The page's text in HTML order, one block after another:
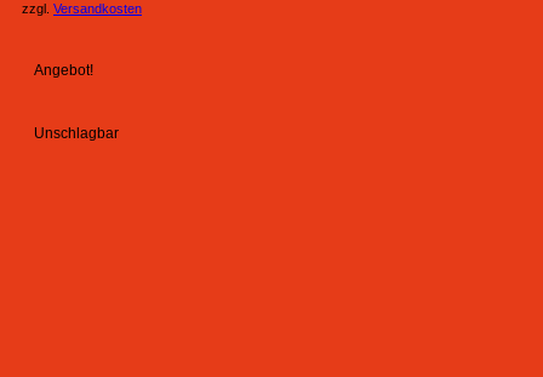
zzgl. Versandkosten
Angebot!
Unschlagbar